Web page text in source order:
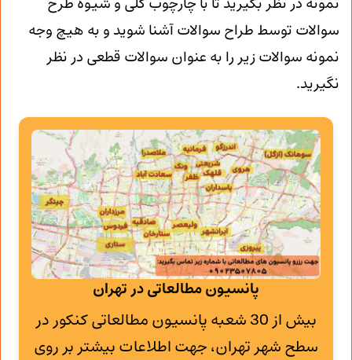
سوالات توسط طراح سوالات آشنا شوید و به هیچ وجه
نمونه سوالات زیر را به عنوان سوالات قطعی در نظر
نگیرید.
پانسیون مطالعاتی در تهران
بیش از 30 شعبه پانسیون مطالعاتی کنکور در
سطح شهر تهران، جهت اطلاعات بیشتر بر روی